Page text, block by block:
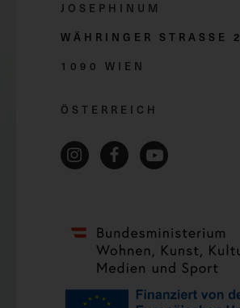
JOSEPHINUM
WÄHRINGER STRASSE 2
1090 WIEN
ÖSTERREICH